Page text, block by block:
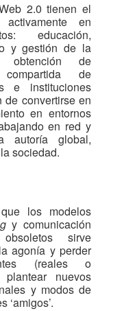
2.0 tienen el
en
educación,
y gestión de la
obtención de
de
e instituciones
convertirse en
en entornos
en red y
autoría global,
sociedad.
los modelos
y comunicación
sirve
agonía y perder
(reales o
nuevos
y modos de
‘amigos’.